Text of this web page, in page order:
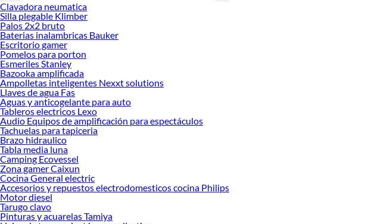
Clavadora neumatica
Silla plegable Klimber
Palos 2x2 bruto
Baterias inalambricas Bauker
Escritorio gamer
Pomelos para porton
Esmeriles Stanley
Bazooka amplificada
Ampolletas inteligentes Nexxt solutions
Llaves de agua Fas
Aguas y anticogelante para auto
Tableros electricos Lexo
Audio Equipos de amplificación para espectáculos
Tachuelas para tapiceria
Brazo hidraulico
Tabla media luna
Camping Ecovessel
Zona gamer Caixun
Cocina General electric
Accesorios y repuestos electrodomesticos cocina Philips
Motor diesel
Tarugo clavo
Pinturas y acuarelas Tamiya